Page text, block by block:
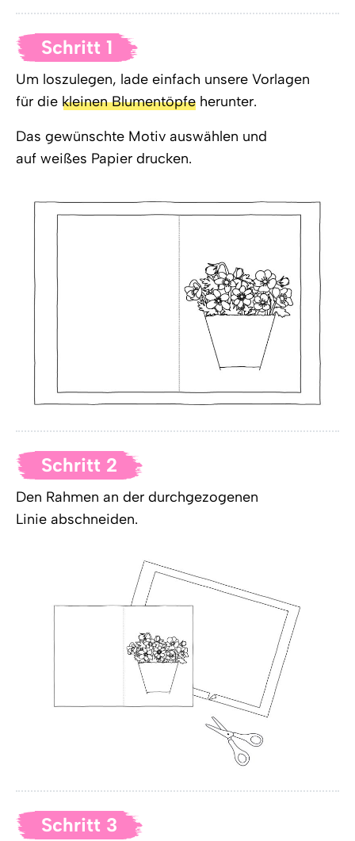
Schritt 1
Um loszulegen, lade einfach unsere Vorlagen
für die kleinen Blumentöpfe herunter.
Das gewünschte Motiv auswählen und
auf weißes Papier drucken.
Schritt 2
Den Rahmen an der durchgezogenen
Linie abschneiden.
Schritt 3